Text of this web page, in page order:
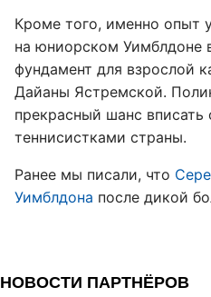
Кроме того, именно опыт
на юниорском Уимблдоне
фундамент для взрослой
Дайаны Ястремской.
прекрасный шанс
теннисистками страны.
Ранее мы писали, что
Уимблдона после дикой